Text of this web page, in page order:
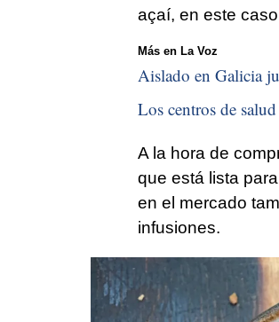
açaí, en este
Más en La Voz
Aislado en Galicia
Los centros de
A la hora de
que está lista
en el mercado
infusiones.